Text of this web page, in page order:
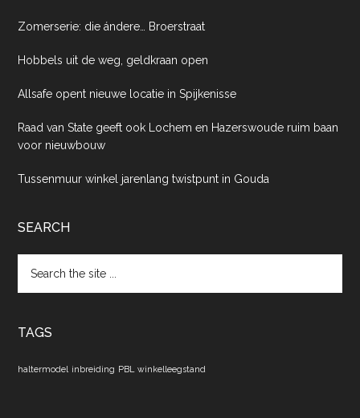
Zomerserie: die ándere… Broerstraat
Hobbels uit de weg, geldkraan open
Allsafe opent nieuwe locatie in Spijkenisse
Raad van State geeft ook Lochem en Hazerswoude ruim baan
voor nieuwbouw
Tussenmuur winkel jarenlang twistpunt in Gouda
SEARCH
the
TAGS
haltermodel inbreiding PBL winkelleegstand